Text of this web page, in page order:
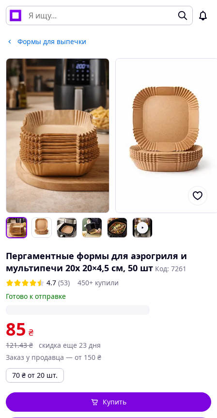
Формы для выпечки
Пергаментные формы для аэрогриля и
мультипечи 20х 20×4,5 см, 50 шт Код: 7261
4.7 (53)
450+ купили
Готово к отправке
85 ₴
121.43 ₴
скидка еще 23 дня
Заказ у продавца — от 150 ₴
70 ₴ от 20 шт.
Купить